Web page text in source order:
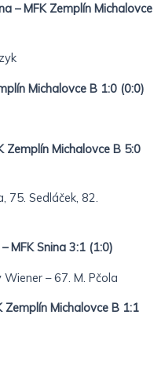
– MFK Zemplín Michalovce
Michalovce B 1:0 (0:0)
Zemplín Michalovce B 5:0
75. Sedláček, 82.
MFK Snina 3:1 (1:0)
– 67. M. Pčola
Zemplín Michalovce B 1:1